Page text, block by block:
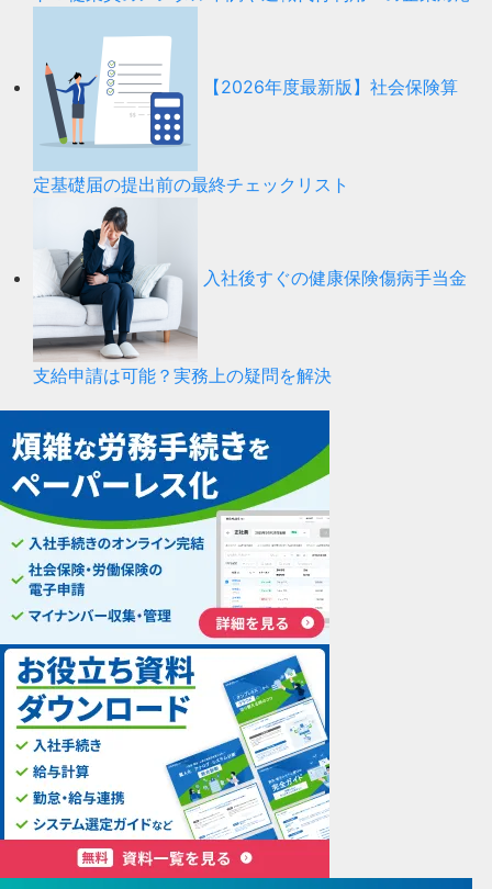
【2026年度最新版】社会保険算
定基礎届の提出前の最終チェックリスト
入社後すぐの健康保険傷病手当金
支給申請は可能？実務上の疑問を解決